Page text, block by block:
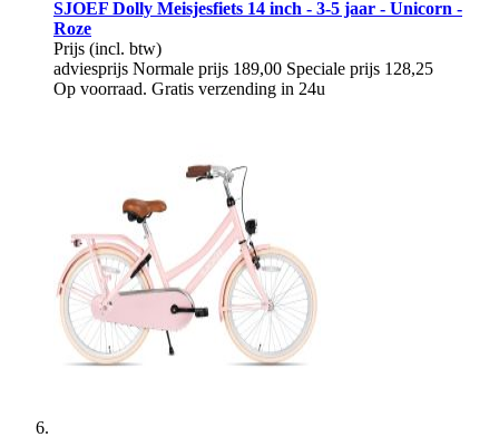
SJOEF Dolly Meisjesfiets 14 inch - 3-5 jaar - Unicorn -
Roze
Prijs (incl. btw)
adviesprijs Normale prijs 189,00 Speciale prijs 128,25
Op voorraad. Gratis verzending in 24u